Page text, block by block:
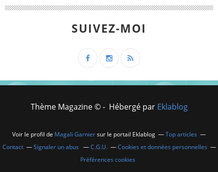
SUIVEZ-MOI
Thème Magazine © - Hébergé par Eklablog
Voir le profil de Magali Garniersur le portail Eklablog
Top articles
Contact
Signaler un abus C.G.U.
Cookies et données personnelles
Préférences cookies